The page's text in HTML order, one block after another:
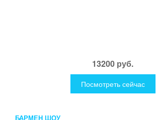
13200 руб.
Посмотреть сейчас
БАРМЕН ШОУ